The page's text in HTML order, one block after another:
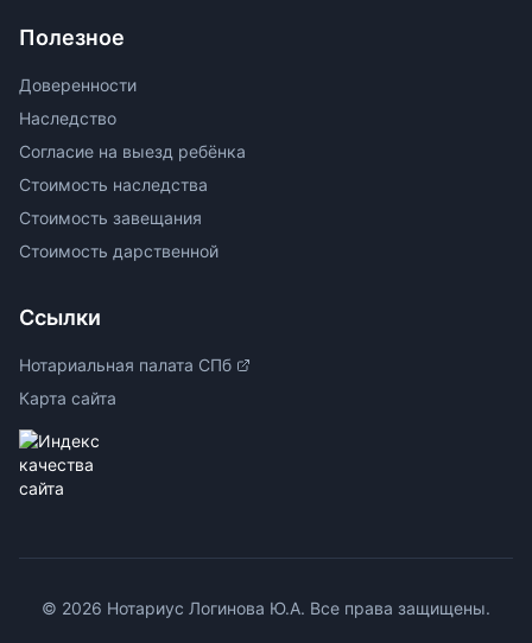
Полезное
Доверенности
Наследство
Согласие на выезд ребёнка
Стоимость наследства
Стоимость завещания
Стоимость дарственной
Ссылки
Нотариальная палата СПб
Карта сайта
© 2026 Нотариус Логинова Ю.А. Все права защищены.